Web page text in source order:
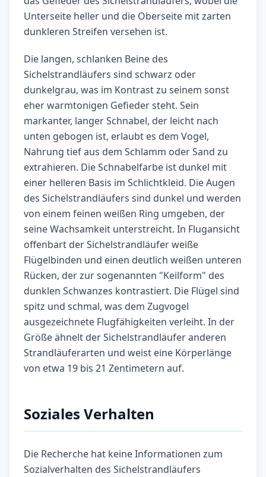
Unterseite heller und die Oberseite mit zarten
dunkleren Streifen versehen ist.
Die langen, schlanken Beine des
Sichelstrandläufers sind schwarz oder
dunkelgrau, was im Kontrast zu seinem sonst
eher warmtonigen Gefieder steht. Sein
markanter, langer Schnabel, der leicht nach
unten gebogen ist, erlaubt es dem Vogel,
Nahrung tief aus dem Schlamm oder Sand zu
extrahieren. Die Schnabelfarbe ist dunkel mit
einer helleren Basis im Schlichtkleid. Die Augen
des Sichelstrandläufers sind dunkel und werden
von einem feinen weißen Ring umgeben, der
seine Wachsamkeit unterstreicht. In Flugansicht
offenbart der Sichelstrandläufer weiße
Flügelbinden und einen deutlich weißen unteren
Rücken, der zur sogenannten "Keilform" des
dunklen Schwanzes kontrastiert. Die Flügel sind
spitz und schmal, was dem Zugvogel
ausgezeichnete Flugfähigkeiten verleiht. In der
Größe ähnelt der Sichelstrandläufer anderen
Strandläuferarten und weist eine Körperlänge
von etwa 19 bis 21 Zentimetern auf.
Soziales Verhalten
Die Recherche hat keine Informationen zum
Sozialverhalten des Sichelstrandläufers